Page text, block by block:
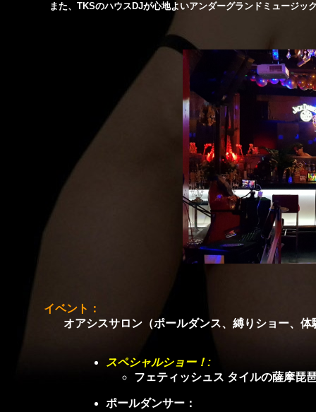
また、TKSのハウスDJが心地よいアンダーグランドミュージ
イベント：
オアシスサロン（ポールダンス、縛りショー、体験
スペシャルショー！:
フェティッシュス タイルの薩摩琵
ポールダンサー：